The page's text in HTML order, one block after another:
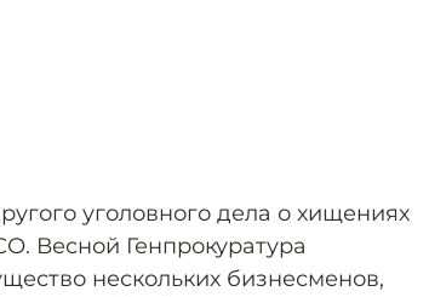
уголовного дела о хищениях
Весной Генпрокуратура
нескольких бизнесменов,